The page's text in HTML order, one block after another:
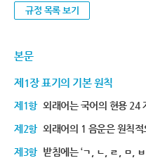
규정 목록 보기
본문
제1장 표기의 기본 원칙
제1항 외래어는 국어의 현용 24
제2항 외래어의 1 음운은 원칙적
제3항 받침에는 ‘ㄱ, ㄴ, ㄹ, ㅁ,